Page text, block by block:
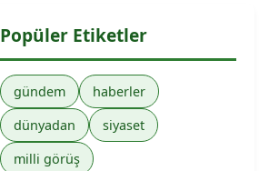
Popüler Etiketler
gündem
haberler
dünyadan
siyaset
milli görüş